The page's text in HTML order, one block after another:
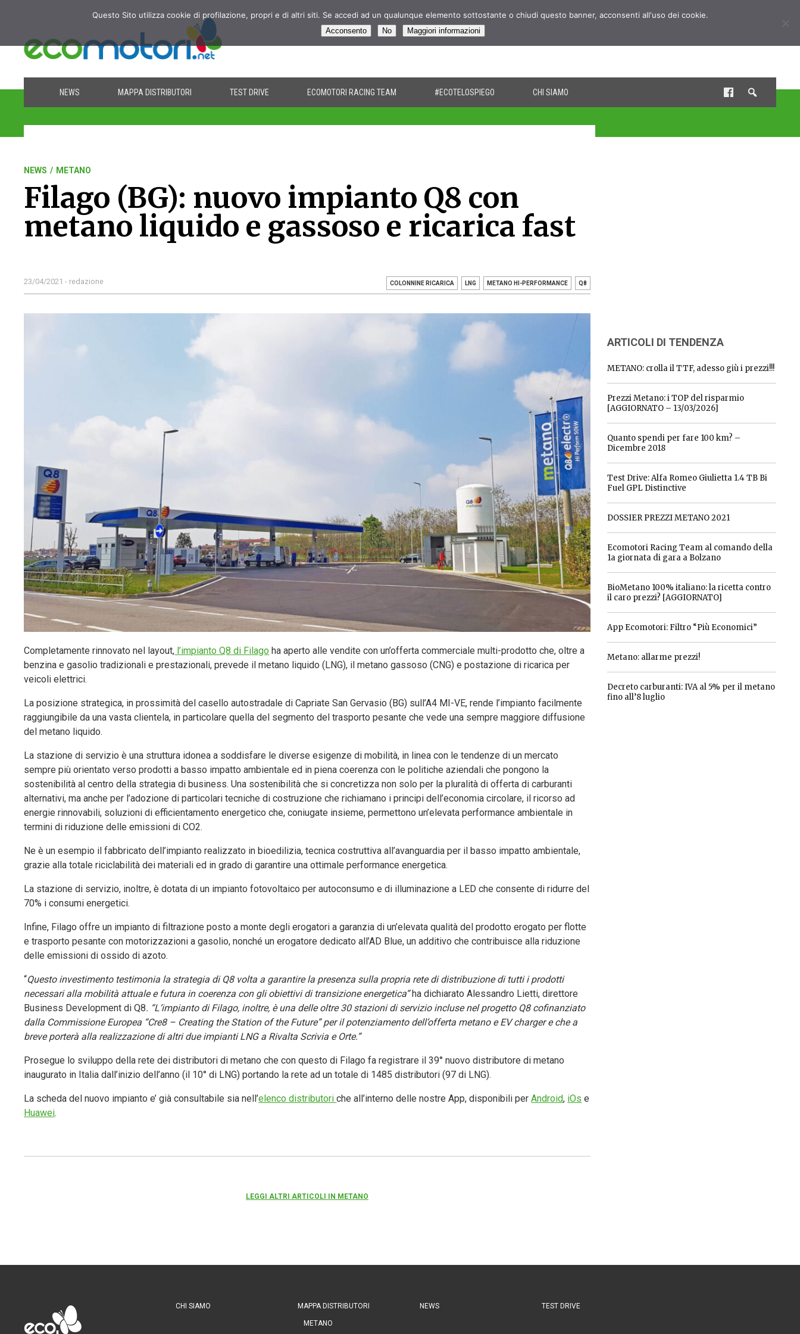
NEWS MAPPA DISTRIBUTORI TEST DRIVE ECOMOTORI RACING TEAM #ECOTELOSPIEGO CHI SIAMO
NEWS / METANO
Filago (BG): nuovo impianto Q8 con
metano liquido e gassoso e ricarica fast
23/04/2021 - redazione COLONNINE RICARICA LNG METANO HI-PERFORMANCE Q8
Completamente rinnovato nel layout, l’impianto Q8 di Filago ha aperto alle vendite con un’offerta commerciale multi-prodotto che, oltre a
benzina e gasolio tradizionali e prestazionali, prevede il metano liquido (LNG), il metano gassoso (CNG) e postazione di ricarica per
veicoli elettrici.
La posizione strategica, in prossimità del casello autostradale di Capriate San Gervasio (BG) sull’A4 MI-VE, rende l’impianto facilmente
raggiungibile da una vasta clientela, in particolare quella del segmento del trasporto pesante che vede una sempre maggiore diffusione
del metano liquido.
La stazione di servizio è una struttura idonea a soddisfare le diverse esigenze di mobilità, in linea con le tendenze di un mercato
sempre più orientato verso prodotti a basso impatto ambientale ed in piena coerenza con le politiche aziendali che pongono la
sostenibilità al centro della strategia di business. Una sostenibilità che si concretizza non solo per la pluralità di offerta di carburanti
alternativi, ma anche per l’adozione di particolari tecniche di costruzione che richiamano i principi dell’economia circolare, il ricorso ad
energie rinnovabili, soluzioni di efficientamento energetico che, coniugate insieme, permettono un’elevata performance ambientale in
termini di riduzione delle emissioni di CO2.
Ne è un esempio il fabbricato dell’impianto realizzato in bioedilizia, tecnica costruttiva all’avanguardia per il basso impatto ambientale,
grazie alla totale riciclabilità dei materiali ed in grado di garantire una ottimale performance energetica.
La stazione di servizio, inoltre, è dotata di un impianto fotovoltaico per autoconsumo e di illuminazione a LED che consente di ridurre del
70% i consumi energetici.
Infine, Filago offre un impianto di filtrazione posto a monte degli erogatori a garanzia di un’elevata qualità del prodotto erogato per flotte
e trasporto pesante con motorizzazioni a gasolio, nonché un erogatore dedicato all’AD Blue, un additivo che contribuisce alla riduzione
delle emissioni di ossido di azoto.
“Questo investimento testimonia la strategia di Q8 volta a garantire la presenza sulla propria rete di distribuzione di tutti i prodotti
necessari alla mobilità attuale e futura in coerenza con gli obiettivi di transizione energetica”ha dichiarato Alessandro Lietti, direttore
Business Development di Q8. “L’impianto di Filago, inoltre, è una delle oltre 30 stazioni di servizio incluse nel progetto Q8 cofinanziato
dalla Commissione Europea “Cre8 – Creating the Station of the Future” per il potenziamento dell’offerta metano e EV charger e che a
breve porterà alla realizzazione di altri due impianti LNG a Rivalta Scrivia e Orte.”
Prosegue lo sviluppo della rete dei distributori di metano che con questo di Filago fa registrare il 39° nuovo distributore di metano
inaugurato in Italia dall’inizio dell’anno (il 10° di LNG) portando la rete ad un totale di 1485 distributori (97 di LNG).
La scheda del nuovo impianto e’ già consultabile sia nell’elenco distributoriche all’interno delle nostre App, disponibili perAndroid, iOs e
Huawei.
LEGGI ALTRI ARTICOLI IN METANO
ARTICOLI DI TENDENZA
METANO: crolla il TTF, adesso giù i prezzi!!!
Prezzi Metano: i TOP del risparmio
[AGGIORNATO – 13/03/2026]
Quanto spendi per fare 100 km? –
Dicembre 2018
Test Drive: Alfa Romeo Giulietta 1.4 TB Bi
Fuel GPL Distinctive
DOSSIER PREZZI METANO 2021
Ecomotori Racing Team al comando della
1a giornata di gara a Bolzano
BioMetano 100% italiano: la ricetta contro
il caro prezzi? [AGGIORNATO]
App Ecomotori: Filtro “Più Economici”
Metano: allarme prezzi!
Decreto carburanti: IVA al 5% per il metano
fino all’8 luglio
CHI SIAMO MAPPA DISTRIBUTORI
METANO
NEWS TEST DRIVE
Questo Sito utilizza cookie di profilazione, propri e di altri siti. Se accedi ad un qualunque elemento sottostante o chiudi questo banner, acconsenti all'uso dei cookie.
Acconsento No Maggiori informazioni